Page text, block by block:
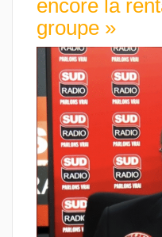
encore la
groupe »